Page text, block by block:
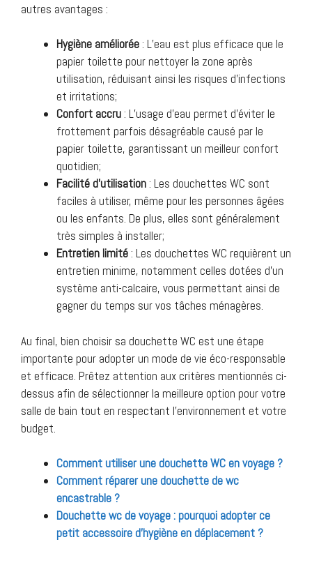
autres avantages :
Hygiène améliorée : L’eau est plus efficace que le
papier toilette pour nettoyer la zone après
utilisation, réduisant ainsi les risques d’infections
et irritations;
Confort accru : L’usage d’eau permet d’éviter le
frottement parfois désagréable causé par le
papier toilette, garantissant un meilleur confort
quotidien;
Facilité d’utilisation : Les douchettes WC sont
faciles à utiliser, même pour les personnes âgées
ou les enfants. De plus, elles sont généralement
très simples à installer;
Entretien limité : Les douchettes WC requièrent un
entretien minime, notamment celles dotées d’un
système anti-calcaire, vous permettant ainsi de
gagner du temps sur vos tâches ménagères.
Au final, bien choisir sa douchette WC est une étape
importante pour adopter un mode de vie éco-responsable
et efficace. Prêtez attention aux critères mentionnés ci-
dessus afin de sélectionner la meilleure option pour votre
salle de bain tout en respectant l’environnement et votre
budget.
Comment utiliser une douchette WC en voyage ?
Comment réparer une douchette de wc
encastrable ?
Douchette wc de voyage : pourquoi adopter ce
petit accessoire d’hygiène en déplacement ?